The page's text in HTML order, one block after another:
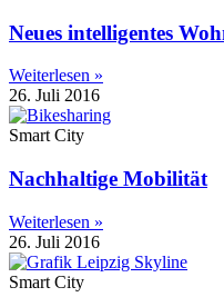
Neues intelligentes
Weiterlesen »
26. Juli 2016
Smart City
Nachhaltige Mobilität
Weiterlesen »
26. Juli 2016
Smart City